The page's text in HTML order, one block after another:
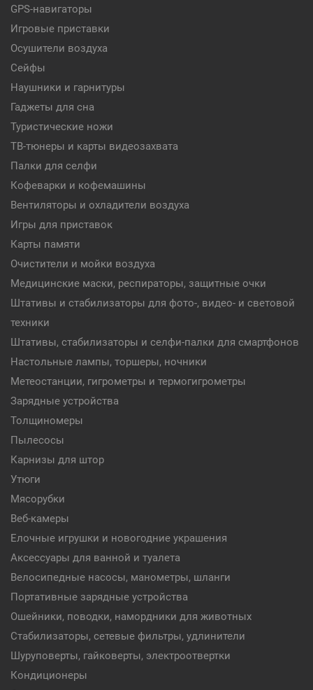
GPS-навигаторы
Игровые приставки
Осушители воздуха
Сейфы
Наушники и гарнитуры
Гаджеты для сна
Туристические ножи
ТВ-тюнеры и карты видеозахвата
Палки для селфи
Кофеварки и кофемашины
Вентиляторы и охладители воздуха
Игры для приставок
Карты памяти
Очистители и мойки воздуха
Медицинские маски, респираторы, защитные очки
Штативы и стабилизаторы для фото-, видео- и световой
техники
Штативы, стабилизаторы и селфи-палки для смартфонов
Настольные лампы, торшеры, ночники
Метеостанции, гигрометры и термогигрометры
Зарядные устройства
Толщиномеры
Пылесосы
Карнизы для штор
Утюги
Мясорубки
Веб-камеры
Елочные игрушки и новогодние украшения
Аксессуары для ванной и туалета
Велосипедные насосы, манометры, шланги
Портативные зарядные устройства
Ошейники, поводки, намордники для животных
Стабилизаторы, сетевые фильтры, удлинители
Шуруповерты, гайковерты, электроотвертки
Кондиционеры